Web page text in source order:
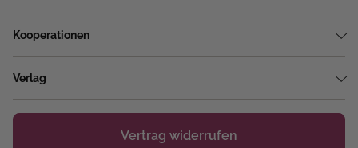
Kooperationen
Verlag
Vertrag widerrufen